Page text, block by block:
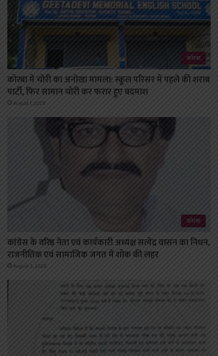
कोरबा
कोरबा में चोरी का अनोखा मामला: स्कूल परिसर में पहले की शराब
पार्टी, फिर सामान चोरी कर फरार हुए बदमाश
August 1, 2026
कोरबा
कांग्रेस के वरिष्ठ नेता एवं कार्यकारी अध्यक्ष सत्येंद्र वासन का निधन,
राजनीतिक एवं सामाजिक जगत में शोक की लहर
August 3, 2026